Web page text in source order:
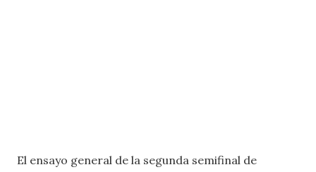
El ensayo general de la segunda semifinal de